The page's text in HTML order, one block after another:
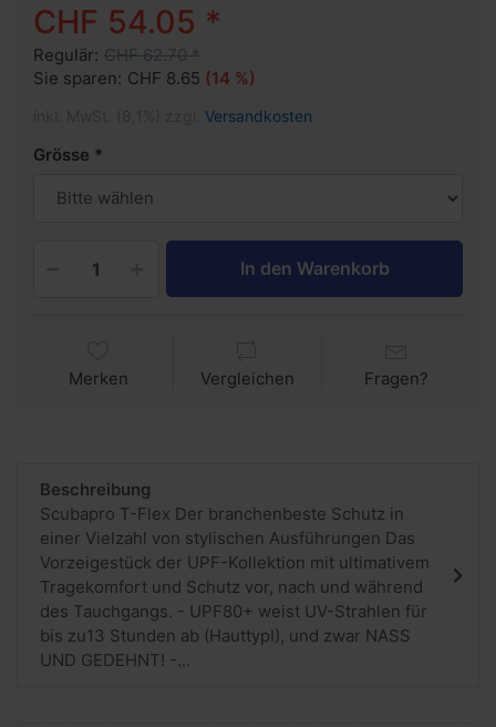
CHF 54.05 *
Regulär: CHF 62.70 *
Sie sparen: CHF 8.65 (14 %)
Versandkosten
Grösse
In den Warenkorb
Merken Vergleichen Fragen?
Beschreibung
Scubapro T-Flex Der branchenbeste Schutz in
einer Vielzahl von stylischen Ausführungen Das
Vorzeigestück der UPF-Kollektion mit ultimativem
Tragekomfort und Schutz vor, nach und während
des Tauchgangs. - UPF80+ weist UV-Strahlen für
bis zu13 Stunden ab (HauttypI), und zwar NASS
UND GEDEHNT! -...